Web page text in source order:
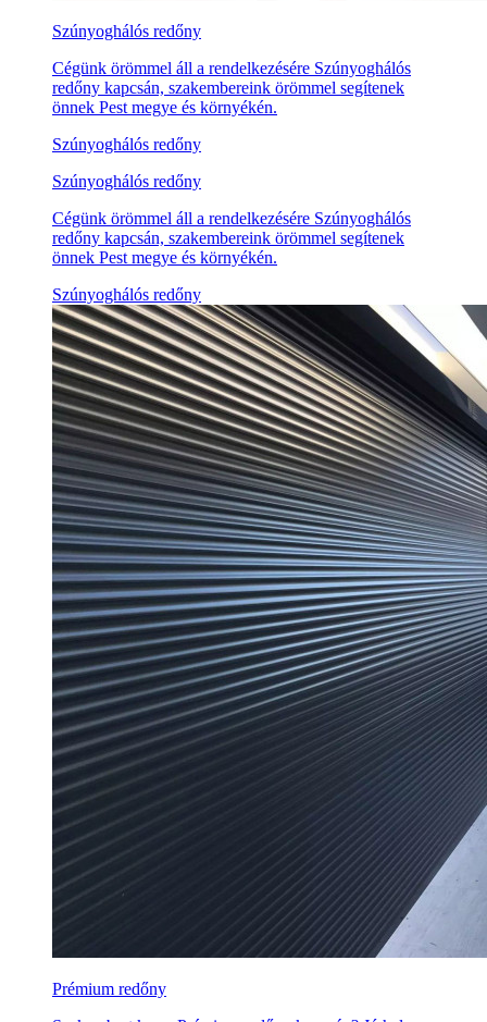
Szúnyoghálós redőny
Cégünk örömmel áll a rendelkezésére Szúnyoghálós
redőny kapcsán, szakembereink örömmel segítenek
önnek Pest megye és környékén.
Szúnyoghálós redőny
Szúnyoghálós redőny
Cégünk örömmel áll a rendelkezésére Szúnyoghálós
redőny kapcsán, szakembereink örömmel segítenek
önnek Pest megye és környékén.
Szúnyoghálós redőny
Prémium redőny